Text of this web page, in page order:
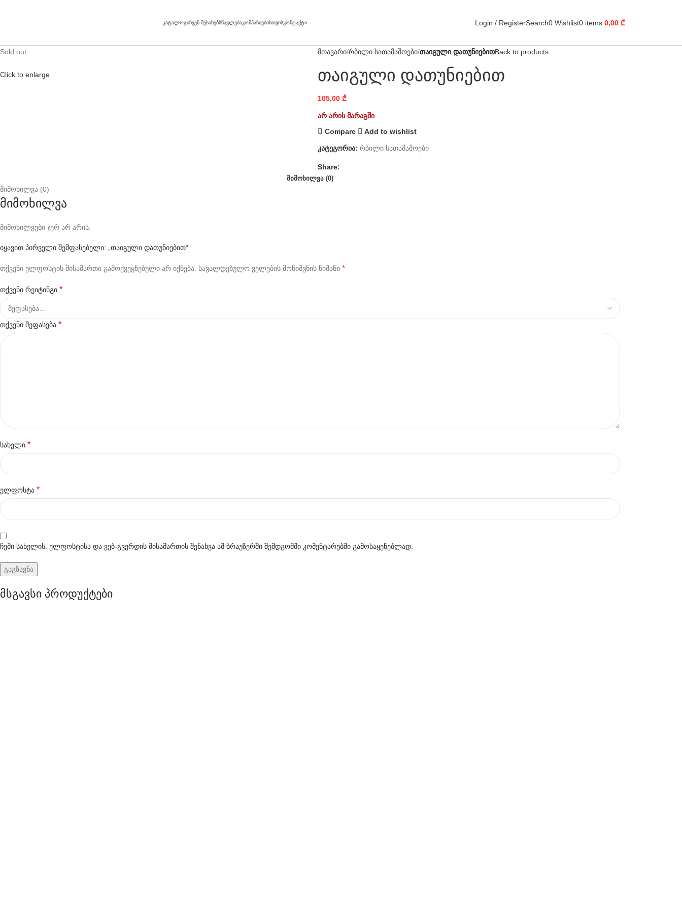
ᲙᲐᲢᲐᲚᲝᲒᲘᲩᲕᲔᲜ ᲨᲔᲡᲐᲮᲔᲑᲡᲬᲐᲕᲚᲔᲑᲐᲙᲝᲛᲞᲐᲜᲘᲔᲑᲘᲡᲗᲕᲘᲡᲙᲝᲜᲢᲐᲥᲢᲘ Login / RegisterSearch0 Wishlist0 items 0,00 ₾
Sold out
Click to enlarge
მთავარი რბილი სათამაშოები თაიგული დათუნიებითBack to products
თაიგული დათუნიებით
105,00 ₾
არ არის მარაგში
Compare
Add to wishlist
კატეგორია: რბილი სათამაშოები
Share:
ᲛᲘᲛᲝᲮᲘᲚᲕᲐ (0)
მიმოხილვა (0)
მიმოხილვა
მიმოხილვები ჯერ არ არის.
იყავით პირველი შემფასებელი: „თაიგული დათუნიებით“
თქვენი ელფოსტის მისამართი გამოქვეყნებული არ იქნება. სავალდებულო ველების მონიშვნის ნიშანი *
თქვენი რეიტინგი *
თქვენი შეფასება *
სახელი *
ელფოსტა *
ჩემი სახელის. ელფოსტისა და ვებ-გვერდის მისამართის შენახვა ამ ბრაუზერში შემდგომში კომენტარებში გამოსაყენებლად.
მსგავსი პროდუქტები